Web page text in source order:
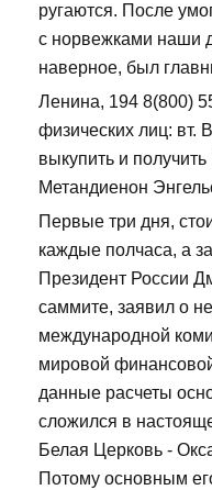
ругаются. После
с норвежками наши
наверное, был
Ленина, 194 8(800)
физических лиц: вт.
выкупить и
Метандиенон
Первые три дня,
каждые полчаса, а
Президент России
саммите, заявил о
международной
мировой
данные расчеты
сложился в
Белая Церковь -
Потому основным